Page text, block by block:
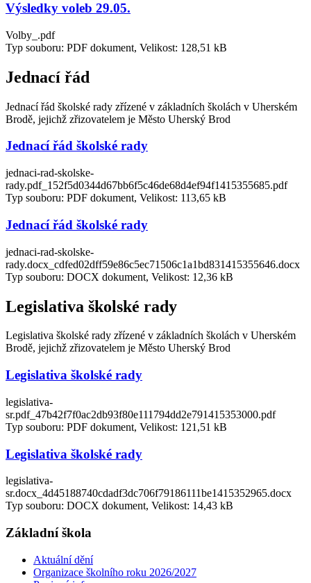
Výsledky voleb 29.05.
Volby_.pdf
Typ souboru: PDF dokument, Velikost: 128,51 kB
Jednací řád
Jednací řád školské rady zřízené v základních školách v Uherském
Brodě, jejichž zřizovatelem je Město Uherský Brod
Jednací řád školské rady
jednaci-rad-skolske-
rady.pdf_152f5d0344d67bb6f5c46de68d4ef94f1415355685.pdf
Typ souboru: PDF dokument, Velikost: 113,65 kB
Jednací řád školské rady
jednaci-rad-skolske-
rady.docx_cdfed02dff59e86c5ec71506c1a1bd831415355646.docx
Typ souboru: DOCX dokument, Velikost: 12,36 kB
Legislativa školské rady
Legislativa školské rady zřízené v základních školách v Uherském
Brodě, jejichž zřizovatelem je Město Uherský Brod
Legislativa školské rady
legislativa-
sr.pdf_47b42f7f0ac2db93f80e111794dd2e791415353000.pdf
Typ souboru: PDF dokument, Velikost: 121,51 kB
Legislativa školské rady
legislativa-
sr.docx_4d45188740cdadf3dc706f79186111be1415352965.docx
Typ souboru: DOCX dokument, Velikost: 14,43 kB
Základní škola
Aktuální dění
Organizace školního roku 2026/2027